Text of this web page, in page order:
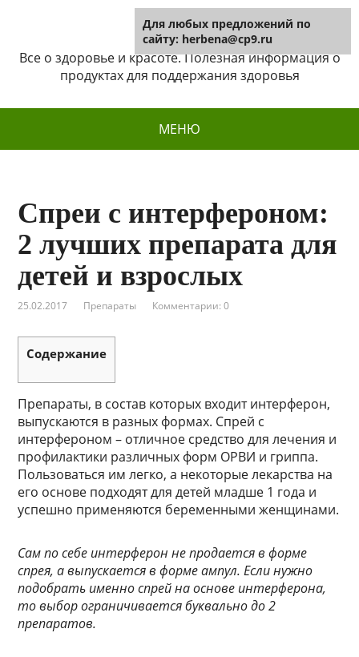
Herbena
Все о здоровье и красоте. Полезная информация о
продуктах для поддержания здоровья
МЕНЮ
Спреи с интерфероном:
2 лучших препарата для
детей и взрослых
25.02.2017 Препараты Комментарии: 0
Содержание
Препараты, в состав которых входит интерферон,
выпускаются в разных формах. Спрей с
интерфероном – отличное средство для лечения и
профилактики различных форм ОРВИ и гриппа.
Пользоваться им легко, а некоторые лекарства на
его основе подходят для детей младше 1 года и
успешно применяются беременными женщинами.
Сам по себе интерферон не продается в форме
спрея, а выпускается в форме ампул. Если нужно
подобрать именно спрей на основе интерферона,
то выбор ограничивается буквально до 2
препаратов.
Для любых предложений по
сайту: herbena@cp9.ru